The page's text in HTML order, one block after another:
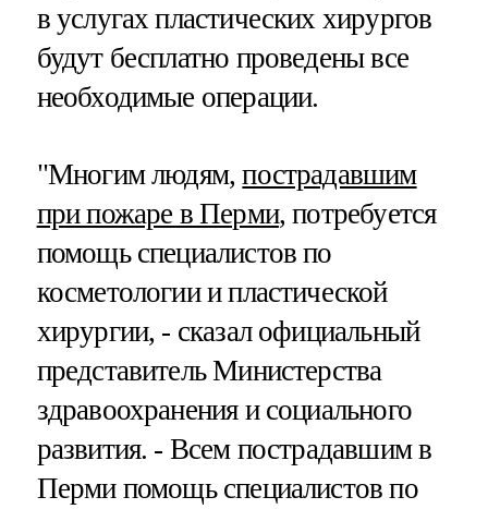
в услугах пластических хирургов
будут бесплатно проведены все
необходимые операции.
"Многим людям,пострадавшим
при пожаре в Перми, потребуется
помощь специалистов по
косметологии и пластической
хирургии, - сказал официальный
представитель Министерства
здравоохранения и социального
развития. - Всем пострадавшим в
Перми помощь специалистов по